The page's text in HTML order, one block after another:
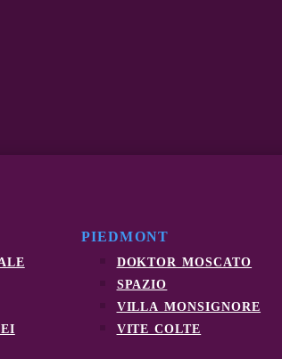
PIEDMONT
doktor moscato
spazio
villa monsignore
vite colte